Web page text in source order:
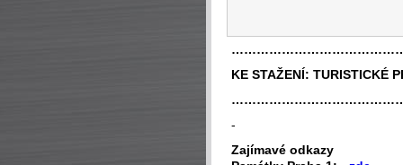
KE STAŽENÍ: TURISTICKÉ
-
Zajímavé odkazy